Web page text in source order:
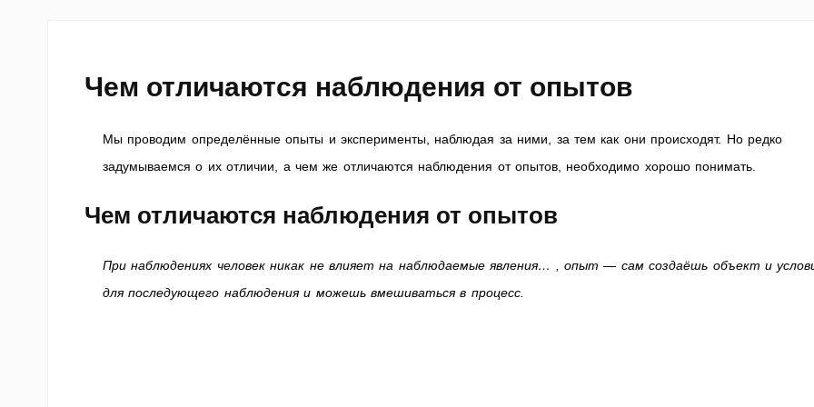
Чем отличаются наблюдения от опытов
Мы проводим определённые опыты и эксперименты, наблюдая за ними, за тем как они происходят. Но редко
задумываемся о их отличии, а чем же отличаются наблюдения от опытов, необходимо хорошо понимать.
Чем отличаются наблюдения от опытов
При наблюдениях человек никак не влияет на наблюдаемые явления… , опыт — сам создаёшь объект и
для последующего наблюдения и можешь вмешиваться в процесс.